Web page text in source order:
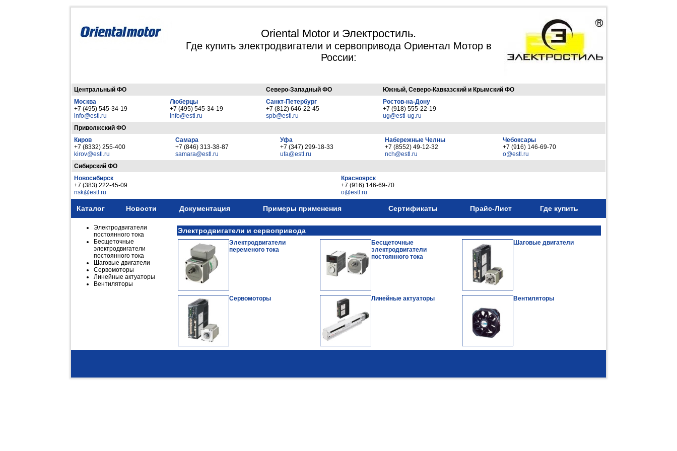
Oriental Motor и Электростиль.
Где купить электродвигатели и сервопривода Ориентал Мотор в
России:
Центральный ФО Северо-Западный ФО
Южный, Северо-Кавказский и Крымский ФО
Москва
+7 (495) 545-34-19
info@estl.ru
Люберцы
+7 (495) 545-34-19
info@estl.ru
Санкт-Петербург
+7 (812) 646-22-45
spb@estl.ru
Ростов-на-Дону
+7 (918) 555-22-19
ug@estl-ug.ru
Приволжский ФО
Киров
+7 (8332) 255-400
kirov@estl.ru
Самара
+7 (846) 313-38-87
samara@estl.ru
Уфа
+7 (347) 299-18-33
ufa@estl.ru
Набережные Челны
+7 (8552) 49-12-32
nch@estl.ru
Чебоксары
+7 (916) 146-69-70
o@estl.ru
Сибирский ФО
Новосибирск
+7 (383) 222-45-09
nsk@estl.ru
Красноярск
+7 (916) 146-69-70
o@estl.ru
Каталог Новости Документация Примеры применения Сертификаты Прайс-Лист Где купить
Электродвигатели
постоянного тока
Бесщеточные
электродвигатели
постоянного тока
Шаговые двигатели
Сервомоторы
Линейные актуаторы
Вентиляторы
Электродвигатели и сервопривода
Электродвигатели
переменого тока
Бесщеточные
электродвигатели
постоянного тока
Шаговые двигатели
Сервомоторы Линейные актуаторы Вентиляторы